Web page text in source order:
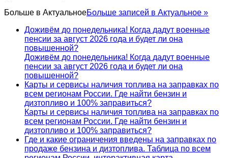
Больше в АктуальноеБольше записей в Актуальное »
Доживём до понедельника! Когда дадут военные
пенсии за август 2026 года и будет ли она
повышенной?
Доживём до понедельника! Когда дадут военные
пенсии за август 2026 года и будет ли она
повышенной?
Карты и сервисы наличия топлива на заправках по
всем регионам России. Где найти бензин и
дизтопливо и 100% заправиться?
Карты и сервисы наличия топлива на заправках по
всем регионам России. Где найти бензин и
дизтопливо и 100% заправиться?
Где и какие ограничения введены на заправках по
продаже бензина и дизтоплива. Таблица по всем